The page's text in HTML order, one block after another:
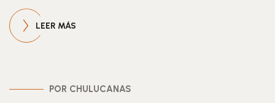
LEER MÁS
POR CHULUCANAS